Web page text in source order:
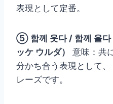
表現として定番。
⑤ 함께 웃다 / 함께 울다
ッケ ウルダ）
意味：共
分かち合う表現として
レーズです。